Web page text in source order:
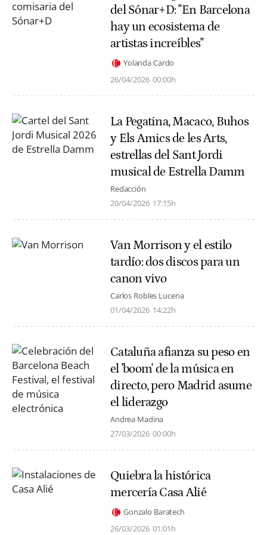
del Sónar+D: "En Barcelona
hay un ecosistema de
artistas increíbles"
Yolanda Cardo
26/04/2026 00:00h
La Pegatina, Macaco, Buhos
y Els Amics de les Arts,
estrellas del Sant Jordi
musical de Estrella Damm
Redacción
20/04/2026 17:15h
Van Morrison y el estilo
tardío: dos discos para un
canon vivo
Carlos Robles Lucena
01/04/2026 14:22h
Cataluña afianza su peso en
el 'boom' de la música en
directo, pero Madrid asume
el liderazgo
Andrea Madina
27/03/2026 00:00h
Quiebra la histórica
mercería Casa Alié
Gonzalo Baratech
26/03/2026 01:01h